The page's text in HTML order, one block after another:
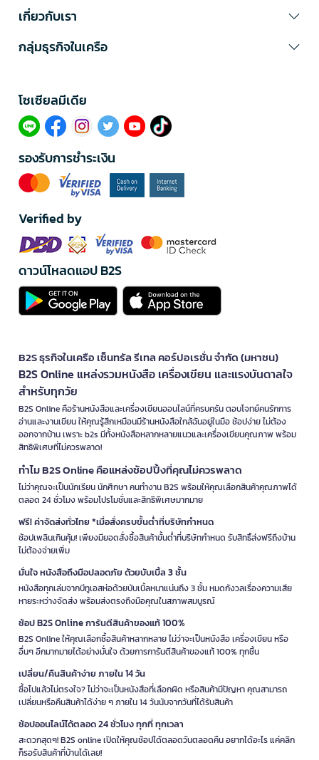
เกี่ยวกับเรา
กลุ่มธุรกิจในเครือ
โซเซียลมีเดีย​
รองรับการชำระเงิน
Verified by
ดาวน์โหลดแอป B2S
B2S ธุรกิจในเครือ เซ็นทรัล รีเทล คอร์ปอเรชั่น จำกัด (มหาชน)
B2S Online แหล่งรวมหนังสือ เครื่องเขียน และแรงบันดาลใจ
สำหรับทุกวัย
B2S Online คือร้านหนังสือและเครื่องเขียนออนไลน์ที่ครบครัน ตอบโจทย์คนรักการ
อ่านและงานเขียน ให้คุณรู้สึกเหมือนมีร้านหนังสือใกล้ฉันอยู่ในมือ ช้อปง่าย ไม่ต้อง
ออกจากบ้าน เพราะ b2s มีทั้งหนังสือหลากหลายแนวและเครื่องเขียนคุณภาพ พร้อม
สิทธิพิเศษที่ไม่ควรพลาด!
ทำไม B2S Online คือแหล่งช้อปปิ้งที่คุณไม่ควรพลาด
ไม่ว่าคุณจะเป็นนักเรียน นักศึกษา คนทำงาน B2S พร้อมให้คุณเลือกสินค้าคุณภาพได้
ตลอด 24 ชั่วโมง พร้อมโปรโมชั่นและสิทธิพิเศษมากมาย
ฟรี! ค่าจัดส่งทั่วไทย *เมื่อสั่งครบขั้นต่ำที่บริษัทกำหนด
ช้อปเพลินเกินคุ้ม! เพียงมียอดสั่งซื้อสินค้าขั้นต่ำที่บริษัทกำหนด รับสิทธิ์ส่งฟรีถึงบ้าน
ไม่ต้องจ่ายเพิ่ม
มั่นใจ หนังสือถึงมือปลอดภัย ด้วยบับเบิ้ล 3 ชั้น
หนังสือทุกเล่มจากบีทูเอสห่อด้วยบับเบิ้ลหนาแน่นถึง 3 ชั้น หมดกังวลเรื่องความเสีย
หายระหว่างจัดส่ง พร้อมส่งตรงถึงมือคุณในสภาพสมบูรณ์
ช้อป B2S Online การันตีสินค้าของแท้ 100%
B2S Online ให้คุณเลือกซื้อสินค้าหลากหลาย ไม่ว่าจะเป็นหนังสือ เครื่องเขียน หรือ
อื่นๆ อีกมากมายได้อย่างมั่นใจ ด้วยการการันตีสินค้าของแท้ 100% ทุกชิ้น
เปลี่ยน/คืนสินค้าง่าย ภายใน 14 วัน
ซื้อไปแล้วไม่ตรงใจ? ไม่ว่าจะเป็นหนังสือที่เลือกผิด หรือสินค้ามีปัญหา คุณสามารถ
เปลี่ยนหรือคืนสินค้าได้ง่าย ๆ ภายใน 14 วันนับจากวันที่ได้รับสินค้า
ช้อปออนไลน์ได้ตลอด 24 ชั่วโมง ทุกที่ ทุกเวลา
สะดวกสุดๆ! B2S online เปิดให้คุณช้อปได้ตลอดวันตลอดคืน อยากได้อะไร แค่คลิก
ก็รอรับสินค้าที่บ้านได้เลย!